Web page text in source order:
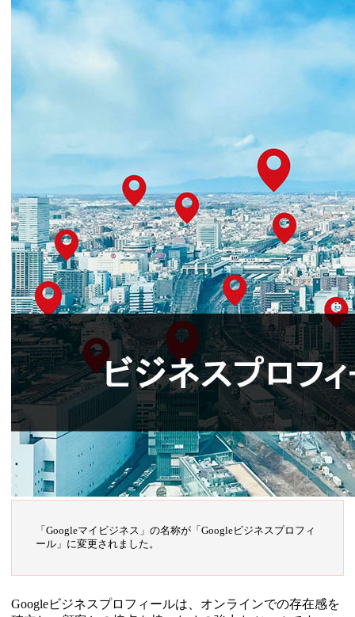
「Googleマイビジネス」の名称が「Googleビジネスプロフィ
ール」に変更されました。
Googleビジネスプロフィールは、オンラインでの存在感を